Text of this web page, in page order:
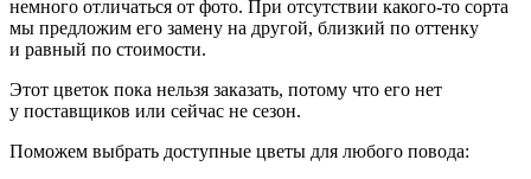
немного отличаться от фото. При отсутствии какого-то сорта
мы предложим его замену на другой, близкий по оттенку
и равный по стоимости.
Этот цветок пока нельзя заказать, потому что его нет
у поставщиков или сейчас не сезон.
Поможем выбрать доступные цветы для любого повода: